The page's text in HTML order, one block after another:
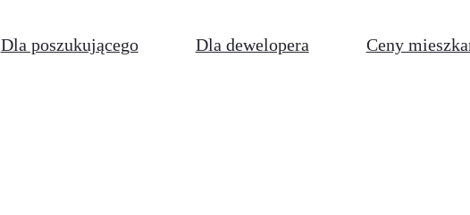
Dla poszukującego Dla dewelopera Ceny